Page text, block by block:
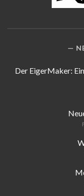
Der EigerMaker: